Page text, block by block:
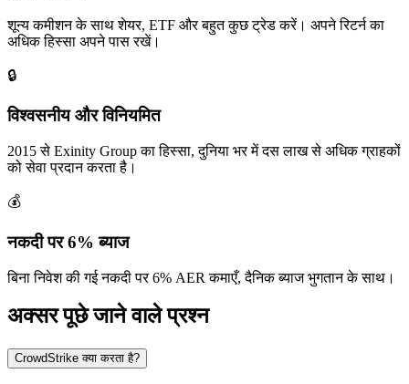
शून्य कमीशन के साथ शेयर, ETF और बहुत कुछ ट्रेड करें। अपने रिटर्न का
अधिक हिस्सा अपने पास रखें।
🔒
विश्वसनीय और विनियमित
2015 से Exinity Group का हिस्सा, दुनिया भर में दस लाख से अधिक ग्राहकों
को सेवा प्रदान करता है।
💰
नकदी पर 6% ब्याज
बिना निवेश की गई नकदी पर 6% AER कमाएँ, दैनिक ब्याज भुगतान के साथ।
अक्सर पूछे जाने वाले प्रश्न
CrowdStrike क्या करता है?